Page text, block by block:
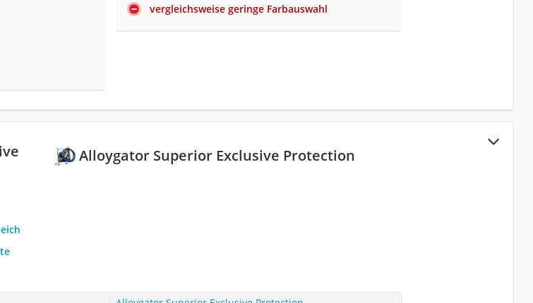
vergleichsweise geringe Farbauswahl
Alloygator Superior Exclusive Protection